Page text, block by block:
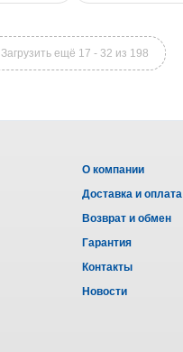
Загрузить ещё 17 - 32 из 198
О компании
Доставка и оплата
Возврат и обмен
Гарантия
Контакты
Новости